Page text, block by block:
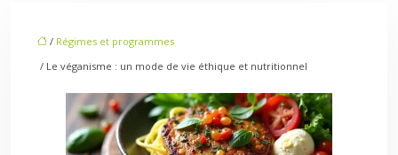
/ Régimes et programmes
/ Le véganisme : un mode de vie éthique et nutritionnel